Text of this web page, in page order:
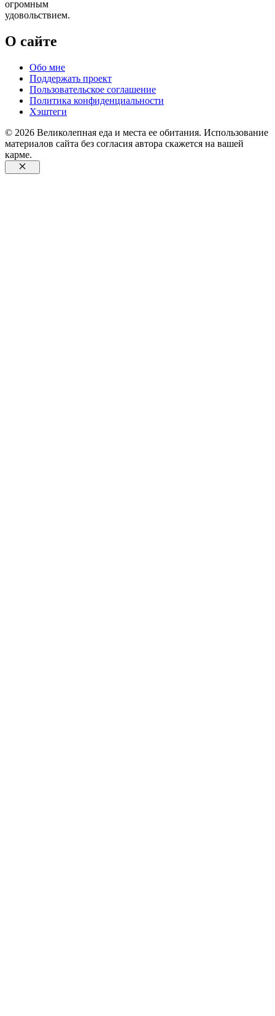
огромным
удовольствием.
О сайте
Обо мне
Поддержать проект
Пользовательское соглашение
Политика конфиденциальности
Хэштеги
© 2026 Великолепная еда и места ее обитания. Использование
материалов сайта без согласия автора скажется на вашей
карме.
Закрыть